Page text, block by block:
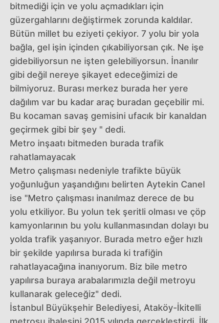
bitmediği için ve yolu açmadıkları için
güzergahlarını değiştirmek zorunda kaldılar.
Bütün millet bu eziyeti çekiyor. 7 yolu bir yola
bağla, gel işin içinden çıkabiliyorsan çık. Ne işe
gidebiliyorsun ne işten gelebiliyorsun. İnanılır
gibi değil nereye şikayet edeceğimizi de
bilmiyoruz. Burası merkez burada her yere
dağılım var bu kadar araç buradan geçebilir mi.
Bu kocaman savaş gemisini ufacık bir kanaldan
geçirmek gibi bir şey " dedi.
Metro inşaatı bitmeden burada trafik
rahatlamayacak
Metro çalışması nedeniyle trafikte büyük
yoğunluğun yaşandığını belirten Aytekin Canel
ise "Metro çalışması inanılmaz derece de bu
yolu etkiliyor. Bu yolun tek şeritli olması ve çöp
kamyonlarının bu yolu kullanmasından dolayı bu
yolda trafik yaşanıyor. Burada metro eğer hızlı
bir şekilde yapılırsa burada ki trafiğin
rahatlayacağına inanıyorum. Biz bile metro
yapılırsa buraya arabalarımızla değil metroyu
kullanarak geleceğiz" dedi.
İstanbul Büyükşehir Belediyesi, Ataköy-İkitelli